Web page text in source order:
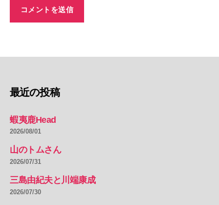
最近の投稿
蝦夷鹿Head
2026/08/01
山のトムさん
2026/07/31
三島由紀夫と川端康成
2026/07/30